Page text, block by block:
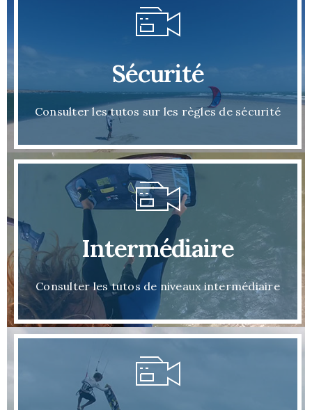
Sécurité
Consulter les tutos sur les règles de sécurité
Intermédiaire
Consulter les tutos de niveaux intermédiaire